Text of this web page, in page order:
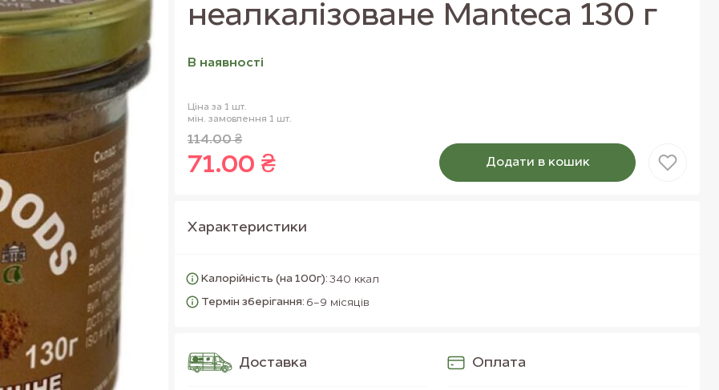
неалкалізоване Manteca 130 г
В наявностi
Ціна за 1 шт.
мін. замовлення 1 шт.
114.00 ₴
71.00 ₴ Додати в кошик
Товар доданий в кошик
Характеристики
Калорійність (на 100г): 340 ккал
Термін зберігання: 6-9 місяців
Доставка Оплата